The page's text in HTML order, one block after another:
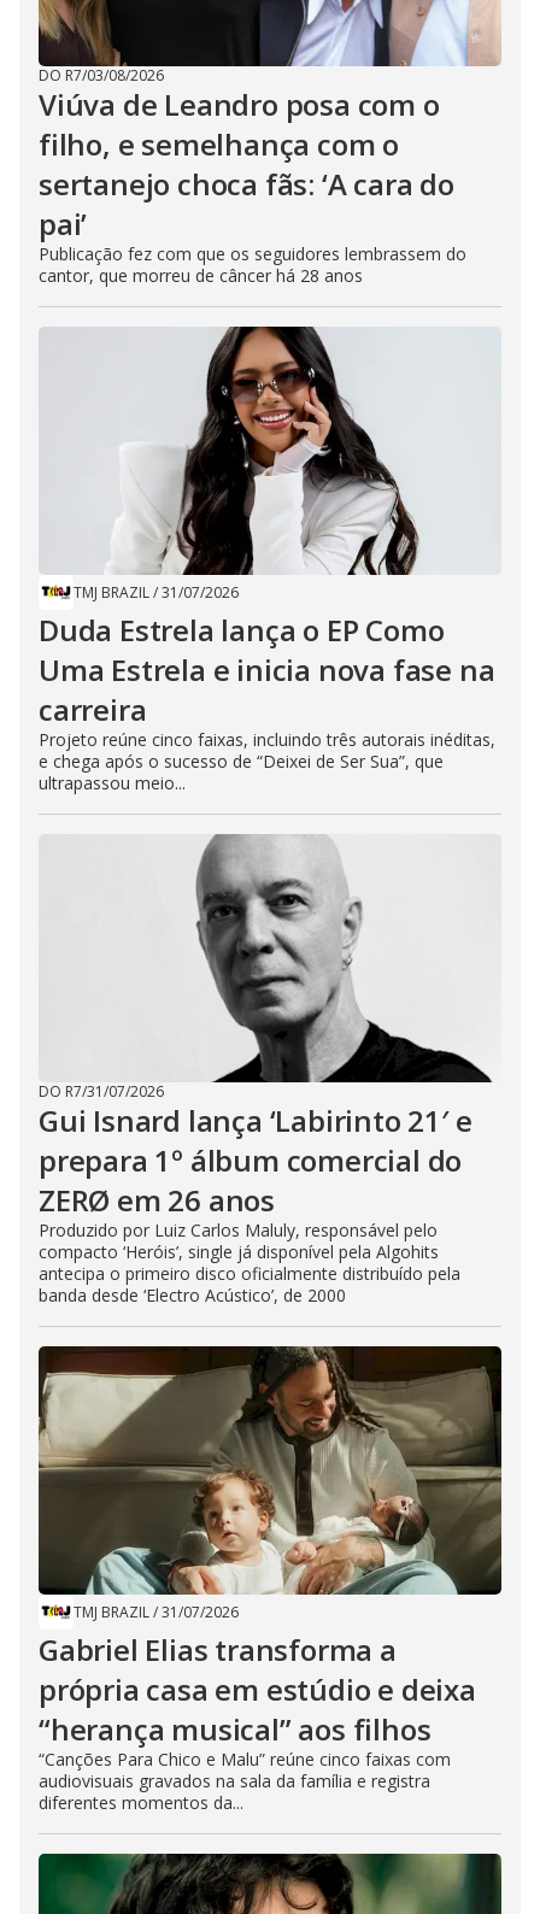
DO R7/03/08/2026
Viúva de Leandro posa com o
filho, e semelhança com o
sertanejo choca fãs: ‘A cara do
pai’
Publicação fez com que os seguidores lembrassem do
cantor, que morreu de câncer há 28 anos
TMJ BRAZIL/31/07/2026
Duda Estrela lança o EP Como
Uma Estrela e inicia nova fase na
carreira
Projeto reúne cinco faixas, incluindo três autorais inéditas,
e chega após o sucesso de “Deixei de Ser Sua”, que
ultrapassou meio...
DO R7/31/07/2026
Gui Isnard lança ‘Labirinto 21′ e
prepara 1º álbum comercial do
ZERØ em 26 anos
Produzido por Luiz Carlos Maluly, responsável pelo
compacto ‘Heróis’, single já disponível pela Algohits
antecipa o primeiro disco oficialmente distribuído pela
banda desde ‘Electro Acústico’, de 2000
TMJ BRAZIL/31/07/2026
Gabriel Elias transforma a
própria casa em estúdio e deixa
“herança musical” aos filhos
“Canções Para Chico e Malu” reúne cinco faixas com
audiovisuais gravados na sala da família e registra
diferentes momentos da...